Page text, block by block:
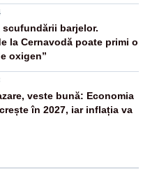
scufundării barjelor.
la Cernavodă poate primi o
oxigen”
veste bună: Economia
în 2027, iar inflația va